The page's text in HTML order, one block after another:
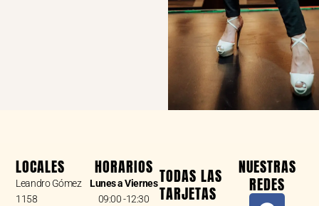
LOCALES
Leandro Gómez
1158
HORARIOS
Lunes a Viernes
09:00 -12:30
TODAS LAS
TARJETAS
NUESTRAS
REDES
F
I
W